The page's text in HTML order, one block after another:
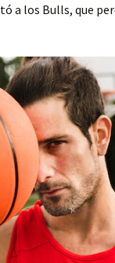
a los Bulls, que